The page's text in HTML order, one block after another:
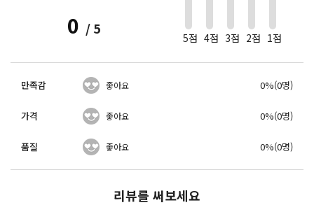
0 / 5
5점 4점 3점 2점 1점
만족감 좋아요 0%(0명)
가격 좋아요 0%(0명)
품질 좋아요 0%(0명)
리뷰를 써보세요